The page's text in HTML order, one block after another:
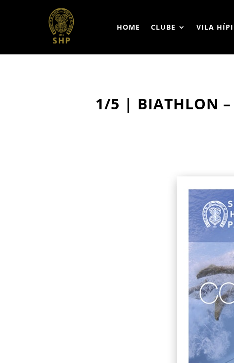
HOME CLUBE VILA
1/5 | BIATHLON –